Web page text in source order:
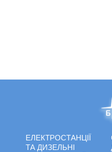
ЕЛЕКТРОСТАНЦІЇ
ТА ДИЗЕЛЬНІ